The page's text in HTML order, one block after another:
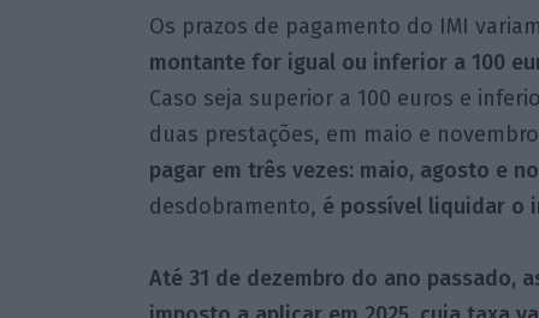
Os prazos de pagamento do IMI
montante for igual ou inferior a 100
Caso seja superior a 100 euros e
duas prestações, em maio e
pagar em três vezes: maio, agosto e
desdobramento, é possível liquidar o
Até 31 de dezembro do ano passado,